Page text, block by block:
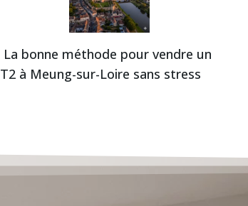
La bonne méthode pour vendre un
T2 à Meung-sur-Loire sans stress